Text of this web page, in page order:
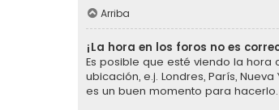
Arriba
¡La hora en los foros no es
Es posible que esté viendo la
ubicación, e.j. Londres, París,
es un buen momento para hacerlo.